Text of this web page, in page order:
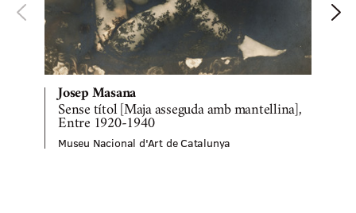
Josep Masana
Sense títol [Maja asseguda amb mantellina],
Entre 1920-1940
Museu Nacional d'Art de Catalunya